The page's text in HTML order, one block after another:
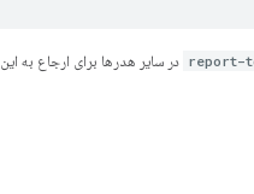
report- در سایر هدرها برای ارجاع به این